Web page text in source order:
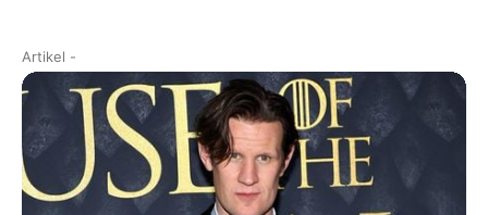
Artikel -